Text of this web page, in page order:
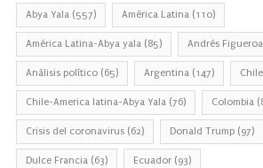
Abya Yala (557) América Latina (110)
América Latina-Abya yala (85) Andrés
Análisis político (65) Argentina (147) Chile
Chile-America latina-Abya Yala (76) Colombia
Crisis del coronavirus (62) Donald Trump (97)
Dulce Francia (63) Ecuador (93)